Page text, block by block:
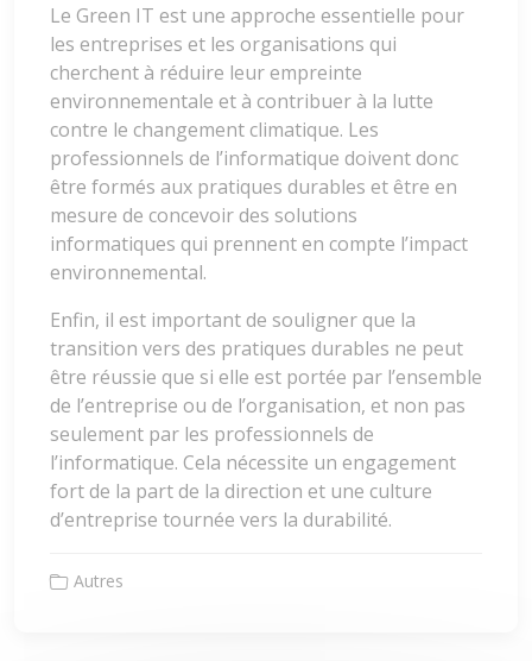
Le Green IT est une approche essentielle pour
les entreprises et les organisations qui
cherchent à réduire leur empreinte
environnementale et à contribuer à la lutte
contre le changement climatique. Les
professionnels de l’informatique doivent donc
être formés aux pratiques durables et être en
mesure de concevoir des solutions
informatiques qui prennent en compte l’impact
environnemental.
Enfin, il est important de souligner que la
transition vers des pratiques durables ne peut
être réussie que si elle est portée par l’ensemble
de l’entreprise ou de l’organisation, et non pas
seulement par les professionnels de
l’informatique. Cela nécessite un engagement
fort de la part de la direction et une culture
d’entreprise tournée vers la durabilité.
Autres